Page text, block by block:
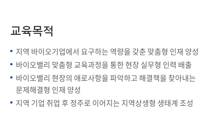
교육목적
지역 바이오기업에서 요구하는 역량을 갖춘 맞춤형 인재 양성
바이오밸리 맞춤형 교육과정을 통한 현장 실무형 인력 배출
바이오밸리 현장의 애로사항을 파악하고 해결책을 찾아내는
문제해결형 인재 양성
지역 기업 취업 후 정주로 이어지는 지역상생형 생태계 조성